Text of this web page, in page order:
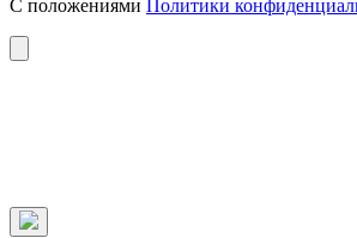
С положениями Политики